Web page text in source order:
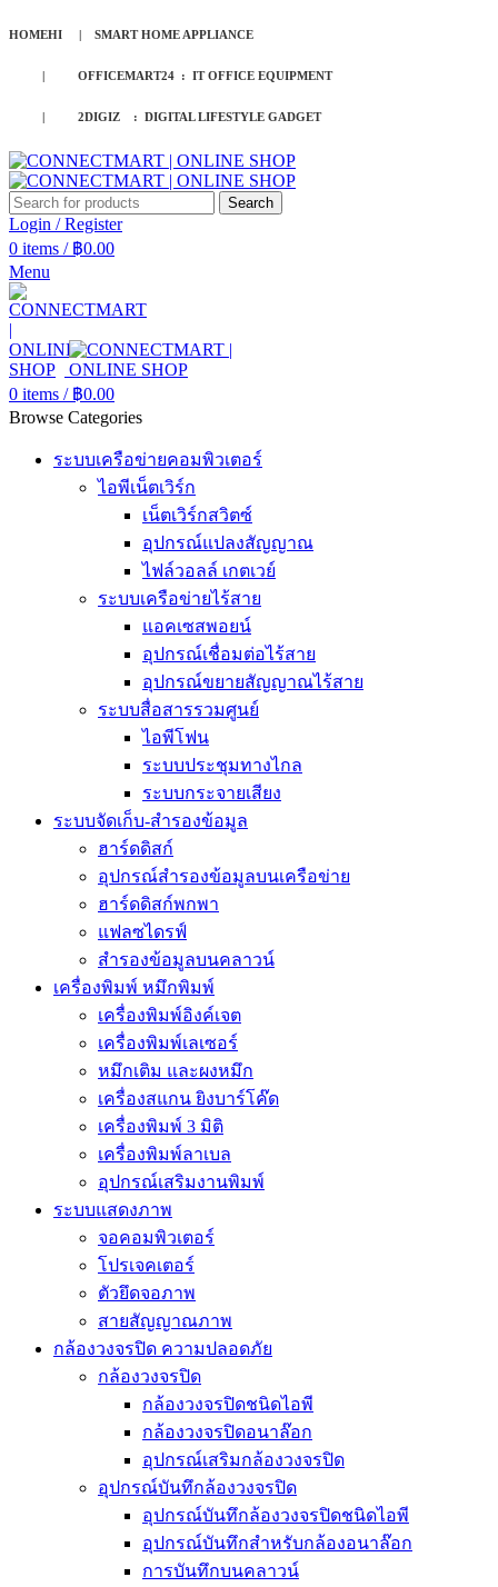
HOMEHI | SMART HOME APPLIANCE
| OFFICEMART24 : IT OFFICE EQUIPMENT
| 2DIGIZ : DIGITAL LIFESTYLE GADGET
Search
Login / Register
0 items / ฿0.00
Menu
0 items / ฿0.00
Browse Categories
ระบบเครือข่ายคอมพิวเตอร์
ไอพีเน็ตเวิร์ก
เน็ตเวิร์กสวิตซ์
อุปกรณ์แปลงสัญญาณ
ไฟล์วอลล์ เกตเวย์
ระบบเครือข่ายไร้สาย
แอคเซสพอยน์
อุปกรณ์เชื่อมต่อไร้สาย
อุปกรณ์ขยายสัญญาณไร้สาย
ระบบสื่อสารรวมศูนย์
ไอพีโฟน
ระบบประชุมทางไกล
ระบบกระจายเสียง
ระบบจัดเก็บ-สำรองข้อมูล
ฮาร์ดดิสก์
อุปกรณ์สำรองข้อมูลบนเครือข่าย
ฮาร์ดดิสก์พกพา
แฟลซไดรฟ์
สำรองข้อมูลบนคลาวน์
เครื่องพิมพ์ หมึกพิมพ์
เครื่องพิมพ์อิงค์เจต
เครื่องพิมพ์เลเซอร์
หมึกเติม และผงหมึก
เครื่องสแกน ยิงบาร์โค๊ด
เครื่องพิมพ์ 3 มิติ
เครื่องพิมพ์ลาเบล
อุปกรณ์เสริมงานพิมพ์
ระบบแสดงภาพ
จอคอมพิวเตอร์
โปรเจคเตอร์
ตัวยึดจอภาพ
สายสัญญาณภาพ
กล้องวงจรปิด ความปลอดภัย
กล้องวงจรปิด
กล้องวงจรปิดชนิดไอพี
กล้องวงจรปิดอนาล๊อก
อุปกรณ์เสริมกล้องวงจรปิด
อุปกรณ์บันทึกล้องวงจรปิด
อุปกรณ์บันทึกล้องวงจรปิดชนิดไอพี
อุปกรณ์บันทึกสำหรับกล้องอนาล๊อก
การบันทึกบนคลาวน์